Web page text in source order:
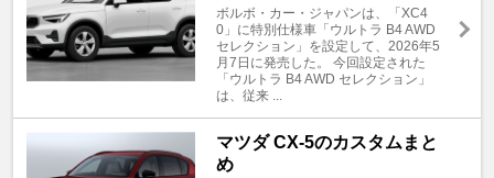
ボルボ・カー・ジャパンは、「XC4
0」に特別仕様車「ウルトラ B4 AWD
セレクション」を設定して、2026年5
月7日に発売した。 今回設定された
「ウルトラ B4 AWD セレクション」
は、従来 ...
マツダ CX-5のカスタムまと
め